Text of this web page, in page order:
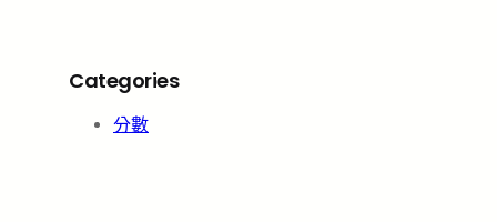
Categories
分數